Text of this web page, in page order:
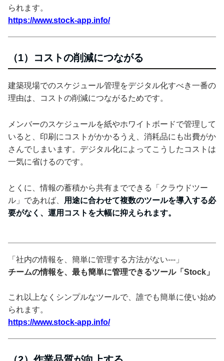
られます。
https://www.stock-app.info/
（1）コストの削減につながる
建築現場でのスケジュール管理をデジタル化すべき一番の
理由は、コストの削減につながるためです。
メンバーのスケジュールを紙やホワイトボードで管理して
いると、印刷にコストがかかるうえ、消耗品にも出費がか
さんでしまいます。デジタル化によってこうしたコストは
一気に省けるのです。
とくに、情報の蓄積から共有までできる「クラウドツー
ル」であれば、
用途に合わせて複数のツールを導入する必
要がなく、運用コストを大幅に抑えられます。
「社内の情報を、簡単に管理する方法がない---」
チームの情報を、最も簡単に管理できるツール「Stock」
これ以上なくシンプルなツールで、誰でも簡単に使い始め
られます。
https://www.stock-app.info/